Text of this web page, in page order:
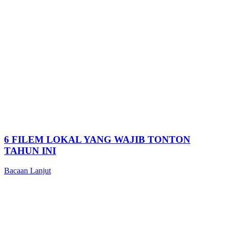
6 FILEM LOKAL YANG WAJIB TONTON
TAHUN INI
Bacaan Lanjut